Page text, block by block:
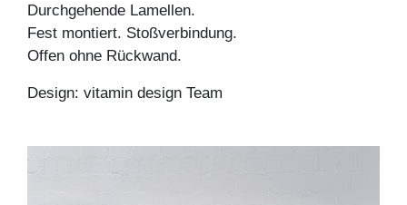
Durchgehende Lamellen.
Fest montiert. Stoßverbindung.
Offen ohne Rückwand.
Design: vitamin design Team